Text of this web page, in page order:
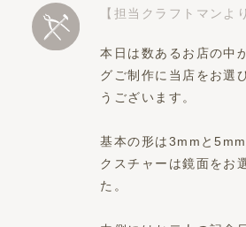
【担当クラフトマンよ
本日は数あるお店の中
グご制作に当店をお選
うございます。
基本の形は3mmと
クスチャーは鏡面をお
た。